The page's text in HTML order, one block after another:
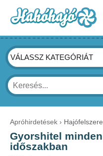
VÁLASSZ KATEGÓRIÁT
Apróhirdetések
Gyorshitel
időszakban